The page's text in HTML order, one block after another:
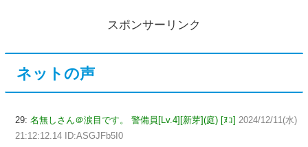
スポンサーリンク
ネットの声
29: 名無しさん＠涙目です。 警備員[Lv.4][新芽](庭) [ﾇｺ] 2024/12/11(水)
21:12:12.14 ID:ASGJFb5I0